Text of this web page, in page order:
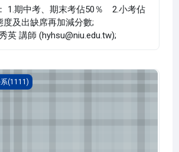
1.期中考、期末考佔50％ 2.小考佔
及出缺席再加減分數;
英 講師 (hyhsu@niu.edu.tw);
(1111)